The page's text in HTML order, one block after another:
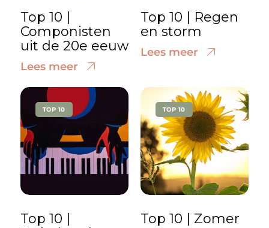
Top 10 |
Componisten
uit de 20e eeuw
Lees meer
Top 10 | Regen
en storm
Lees meer
TOP 10
Top 10 |
TOP 10
Top 10 | Zomer